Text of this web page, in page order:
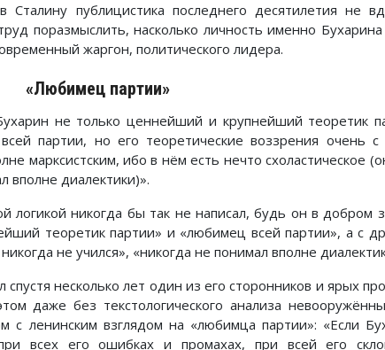
Сталину публицистика последнего десятилетия не
поразмыслить, насколько личность именно Бухарина
жаргон, политического лидера.
«Любимец партии»
не только ценнейший и крупнейший теоретик
партии, но его теоретические воззрения очень
марксистским, ибо в нём есть нечто схоластическое
вполне диалектики)».
логикой никогда бы так не написал, будь он в добром
теоретик партии» и «любимец всей партии», а с
не учился», «никогда не понимал вполне
несколько лет один из его сторонников и ярых
даже без текстологического анализа
ленинским взглядом на «любимца партии»: «Если
всех его ошибках и промахах, при всей его